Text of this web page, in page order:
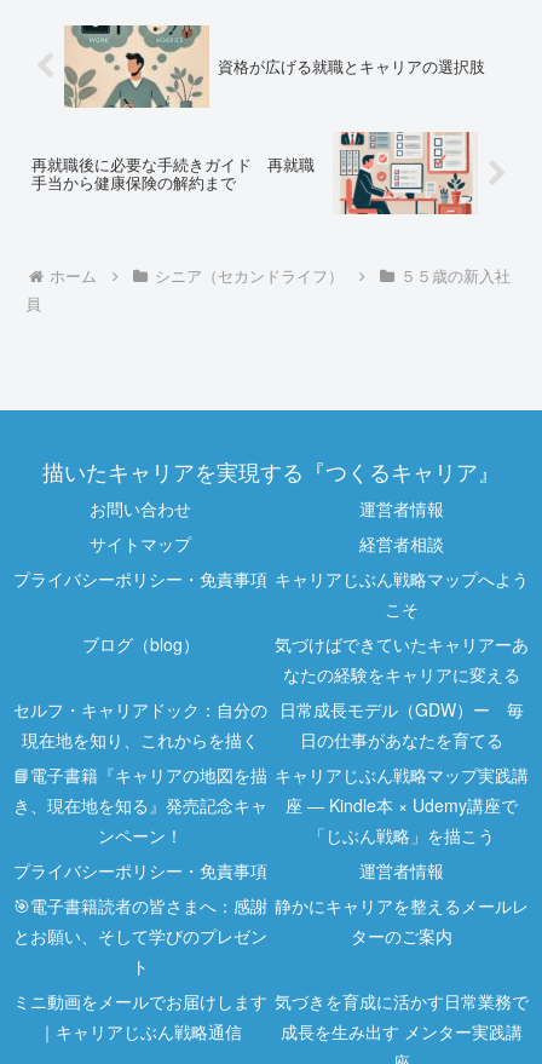
資格が広げる就職とキャリアの選択肢
再就職後に必要な手続きガイド 再就職
手当から健康保険の解約まで
ホーム シニア（セカンドライフ）
５５歳の新入社
員
描いたキャリアを実現する『つくるキャリア』
お問い合わせ
運営者情報
サイトマップ
経営者相談
プライバシーポリシー・免責事項 キャリアじぶん戦略マップへよう
こそ
ブログ（blog）
気づけばできていたキャリアーあ
なたの経験をキャリアに変える
セルフ・キャリアドック：自分の
現在地を知り、これからを描く
日常成長モデル（GDW）ー 毎
日の仕事があなたを育てる
📘電子書籍『キャリアの地図を描
き、現在地を知る』発売記念キャ
ンペーン！
キャリアじぶん戦略マップ実践講
座 ― Kindle本 × Udemy講座で
「じぶん戦略」を描こう
プライバシーポリシー・免責事項
運営者情報
🎯電子書籍読者の皆さまへ：感謝
とお願い、そして学びのプレゼン
ト
静かにキャリアを整えるメールレ
ターのご案内
ミニ動画をメールでお届けします
｜キャリアじぶん戦略通信
気づきを育成に活かす日常業務で
成長を生み出す メンター実践講